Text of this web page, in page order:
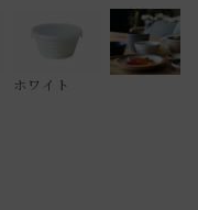
ホワイト